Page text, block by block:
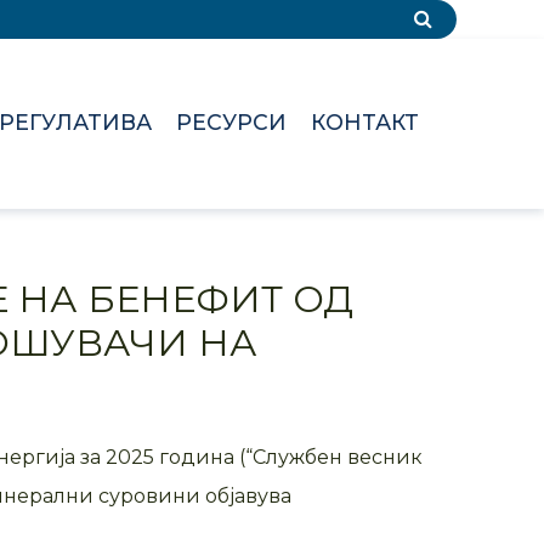
РЕГУЛАТИВА РЕСУРСИ КОНТАКТ
НА БЕНЕФИТ ОД
НА
за 2025 година (“Службен весник
суровини објавува